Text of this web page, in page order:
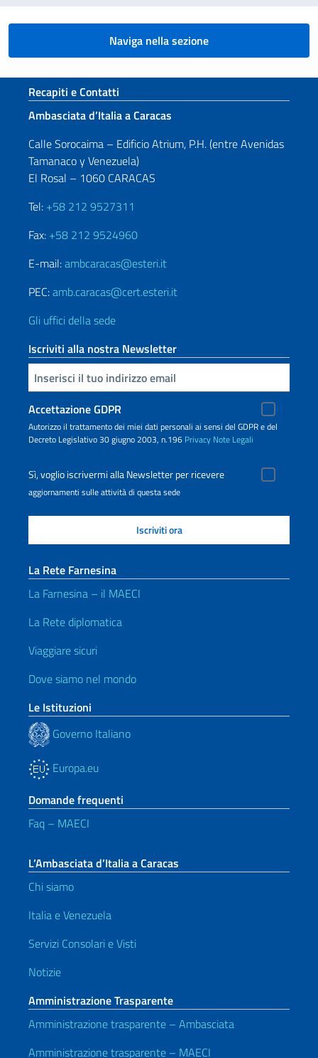
Naviga nella sezione
Sezione footer
Recapiti e Contatti
Ambasciata d’Italia a Caracas
Calle Sorocaima – Edificio Atrium, P.H. (entre Avenidas
Tamanaco y Venezuela)
El Rosal – 1060 CARACAS
Tel: +58 212 9527311
Fax: +58 212 9524960
E-mail:ambcaracas@esteri.it
PEC:amb.caracas@cert.esteri.it
Gli uffici della sede
Iscriviti alla nostra Newsletter
Inserisci la tua email
Accettazione GDPR
Autorizzo il trattamento dei miei dati personali ai sensi del GDPR e del
Decreto Legislativo 30 giugno 2003, n.196 Privacy Note Legali
Sì, voglio iscrivermi alla Newsletter per ricevere
aggiornamenti sulle attività di questa sede
La Rete Farnesina
La Farnesina – il MAECI
La Rete diplomatica
Viaggiare sicuri
Dove siamo nel mondo
Le Istituzioni
Governo Italiano
Europa.eu
Domande frequenti
Faq – MAECI
L’Ambasciata d’Italia a Caracas
Chi siamo
Italia e Venezuela
Servizi Consolari e Visti
Notizie
Amministrazione Trasparente
Amministrazione trasparente – Ambasciata
Amministrazione trasparente – MAECI